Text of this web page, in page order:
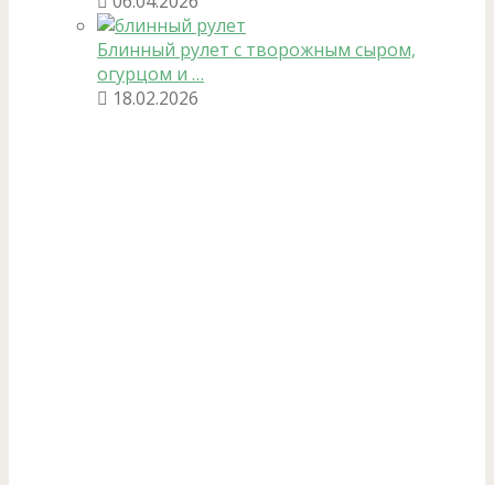
Блинный рулет с творожным сыром,
огурцом и …
18.02.2026